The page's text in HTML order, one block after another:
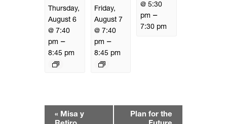
Thursday,
August 6
@ 7:40
pm –
8:45 pm
Friday,
August 7
@ 7:40
pm –
8:45 pm
@ 5:30
pm –
7:30 pm
« Misa y
Plan for the